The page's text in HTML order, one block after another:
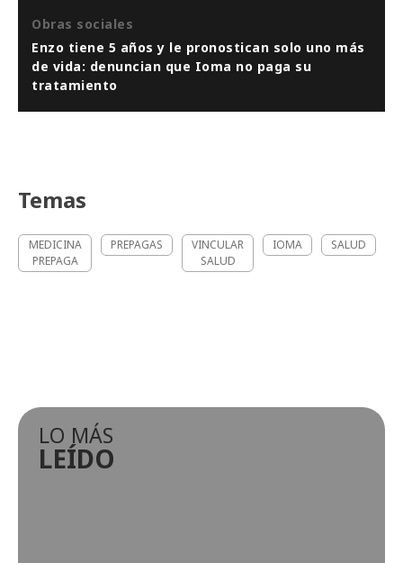
Obras sociales
Enzo tiene 5 años y le pronostican solo uno más
de vida: denuncian que Ioma no paga su
tratamiento
Temas
MEDICINA
PREPAGA
PREPAGAS
VINCULAR
SALUD
IOMA SALUD
LO MÁS
LEÍDO